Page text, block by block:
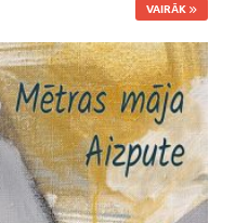
VAIRĀK